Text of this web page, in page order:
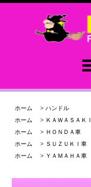
ホーム > ハンドル
ホーム
> ＫＡＷＡＳＡＫ
ホーム
> ＨＯＮＤＡ車
ホーム
> ＳＵＺＵＫＩ車
ホーム
> ＹＡＭＡＨＡ車